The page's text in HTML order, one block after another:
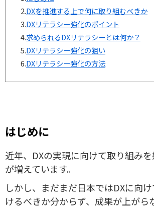
2.DXを推進する上で何に取り組むべきか
3.DXリテラシー強化のポイント
4.求められるDXリテラシーとは何か？
5.DXリテラシー強化の狙い
6.DXリテラシー強化の方法
はじめに
近年、DXの実現に向けて取り組み
が増えています。
しかし、まだまだ日本ではDXに向
けるべきか分からず、成果が上がら